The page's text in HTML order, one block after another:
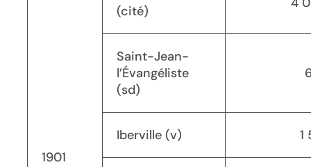
1901
(cité)
Saint-Jean-
l’Évangéliste
(sd)
Iberville (v) 1